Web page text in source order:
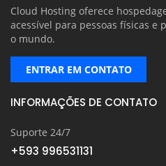
Cloud Hosting oferece
acessível para pessoas físicas e
o mundo.
ENTRAR EM CONTATO
INFORMAÇÕES DE CONTATO
Suporte 24/7
+593 996531131